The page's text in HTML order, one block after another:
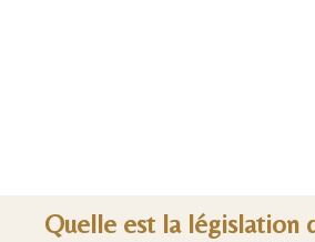
Quelle est la législation